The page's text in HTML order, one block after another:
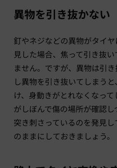
異物を引き抜かない
釘やネジなどの異物がタイ
見した場合、焦って引き抜
ません。ですが、異物は引
し異物を引き抜いてしまう
け、身動きがとれなくなっ
がしぼんで傷の場所が確認
突き刺さっているのを発見
のままにしておきましょう。